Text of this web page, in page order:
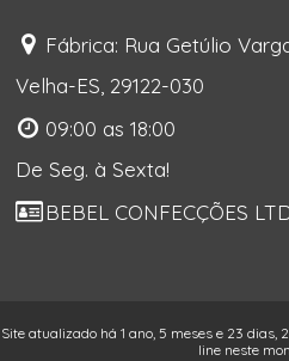
Fábrica: Rua Getúlio
Velha-ES, 29122-030
09:00 as 18:00
De Seg. à Sexta!
BEBEL CONFECÇÕES
Site atualizado há 1 ano, 5 meses e 23 dias,
line neste